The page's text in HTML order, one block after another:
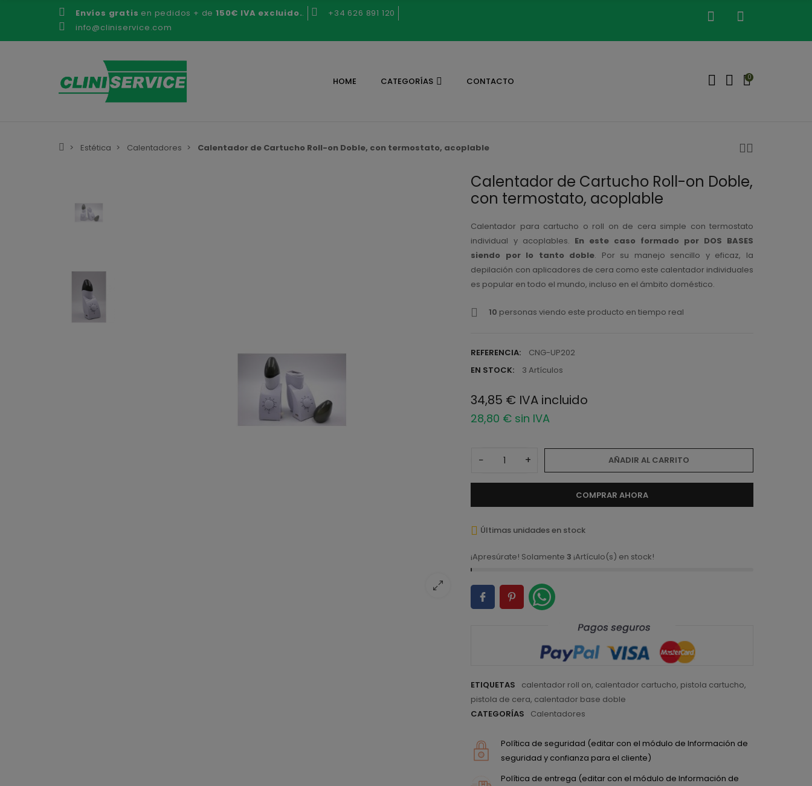
Envíos gratis en pedidos + de150€ IVA excluido..
+34 626 891 120
info@cliniservice.com
HOME CATEGORÍAS CONTACTO 0
Estética Calentadores Calentador de Cartucho Roll-on Doble, con termostato, acoplable
Calentador de Cartucho Roll-on Doble,
con termostato, acoplable
Calentador para cartucho o roll on de cera simple con termostato
individual y acoplables. En este caso formado por DOS BASES
siendo por lo tanto doble. Por su manejo sencillo y eficaz, la
depilación con aplicadores de cera como este calentador individuales
es popular en todo el mundo, incluso en el ámbito doméstico.
10 personas viendo este producto en tiempo real
REFERENCIA:
CNG-UP202
EN STOCK:
3 Artículos
34,85 € IVA incluido
28,80 € sin IVA
− + AÑADIR AL CARRITO
COMPRAR AHORA
Últimas unidades en stock
¡Apresúrate! Solamente3 ¡Artículo(s) en stock!
ETIQUETAS calentador roll on, calentador cartucho, pistola cartucho,
pistola de cera, calentador base doble
CATEGORÍAS
Calentadores
Política de seguridad (editar con el módulo de Información de
seguridad y confianza para el cliente)
Política de entrega (editar con el módulo de Información de